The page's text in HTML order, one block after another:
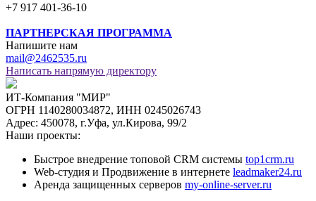
+7 917 401-36-10
ПАРТНЕРСКАЯ ПРОГРАММА
Напишите нам
mail@2462535.ru
Написать напрямую директору
ИТ-Компания "МИР"
ОГРН 1140280034872, ИНН 0245026743
Адрес: 450078, г.Уфа, ул.Кирова, 99/2
Наши проекты:
Быстрое внедрение топовой CRM системы top1crm.ru
Web-студия и Продвижение в интернете leadmaker24.ru
Аренда защищенных серверов my-online-server.ru